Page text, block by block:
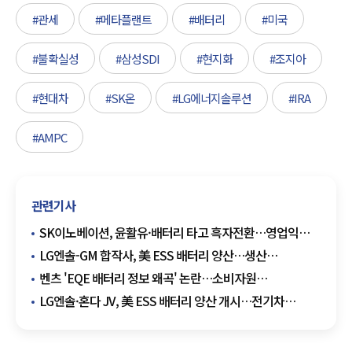
#관세 #메타플랜트 #배터리 #미국
#불확실성 #삼성SDI #현지화 #조지아
#현대차 #SK온 #LG에너지솔루션 #IRA
#AMPC
관련기사
SK이노베이션, 윤활유·배터리 타고 흑자전환…영업익
3조4873억원
LG엔솔-GM 합작사, 美 ESS 배터리 양산…생산
포트폴리오 재편
벤츠 'EQE 배터리 정보 왜곡' 논란…소비자원
집단분쟁조정 착수
LG엔솔·혼다 JV, 美 ESS 배터리 양산 개시…전기차